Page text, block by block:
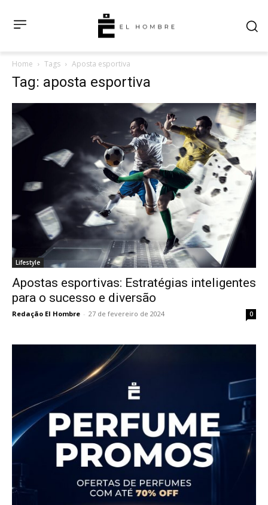
Home Tags Aposta esportiva
Tag: aposta esportiva
Lifestyle
Apostas esportivas: Estratégias inteligentes
para o sucesso e diversão
Redação El Hombre - 27 de fevereiro de 2024 0